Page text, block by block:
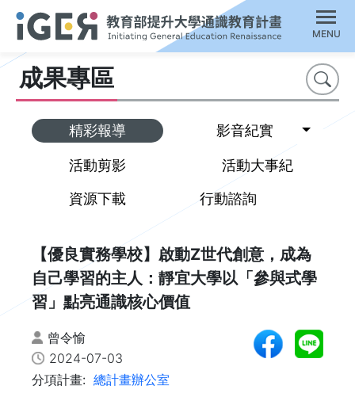
MENU
成果專區 搜尋
精彩報導 影音紀實
活動剪影
活動大事紀
資源下載
行動諮詢
【優良實務學校】啟動Z世代創意，成為
自己學習的主人：靜宜大學以「參與式學
習」點亮通識核心價值
曾令愉
2024-07-03
分項計畫: 總計畫辦公室